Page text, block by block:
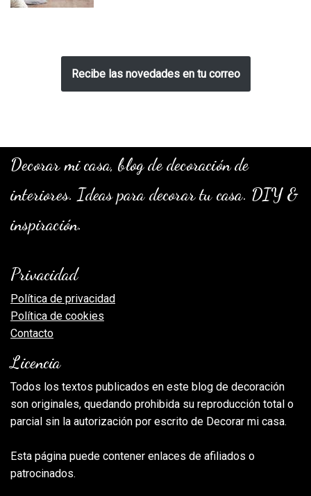
Recibe las novedades en tu correo
Decorar mi casa, blog de decoración de
interiores. Ideas para decorar tu casa. DIY &
inspiración.
Privacidad
Política de privacidad
Política de cookies
Contacto
Licencia
Todos los textos publicados en este blog de decoración
son originales, quedando prohibida su reproducción total o
parcial sin la autorización por escrito de Decorar mi casa.
Esta página puede contener enlaces de afiliados o
patrocinados.